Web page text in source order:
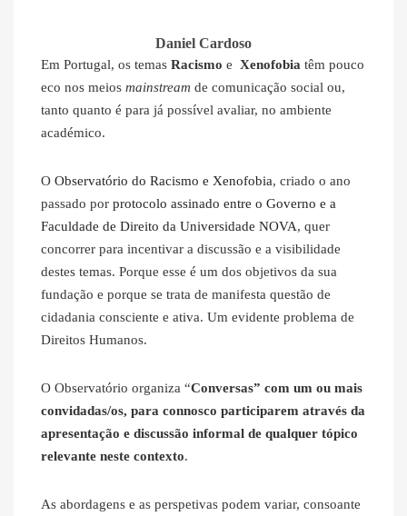
Daniel Cardoso
Em Portugal, os temas Racismo e Xenofobia têm pouco
eco nos meios mainstream de comunicação social ou,
tanto quanto é para já possível avaliar, no ambiente
académico.
O Observatório do Racismo e Xenofobia, criado o ano
passado por protocolo assinado entre o Governo e a
Faculdade de Direito da Universidade NOVA, quer
concorrer para incentivar a discussão e a visibilidade
destes temas. Porque esse é um dos objetivos da sua
fundação e porque se trata de manifesta questão de
cidadania consciente e ativa. Um evidente problema de
Direitos Humanos.
O Observatório organiza “Conversas” com um ou mais
convidadas/os, para connosco participarem através da
apresentação e discussão informal de qualquer tópico
relevante neste contexto.
As abordagens e as perspetivas podem variar, consoante